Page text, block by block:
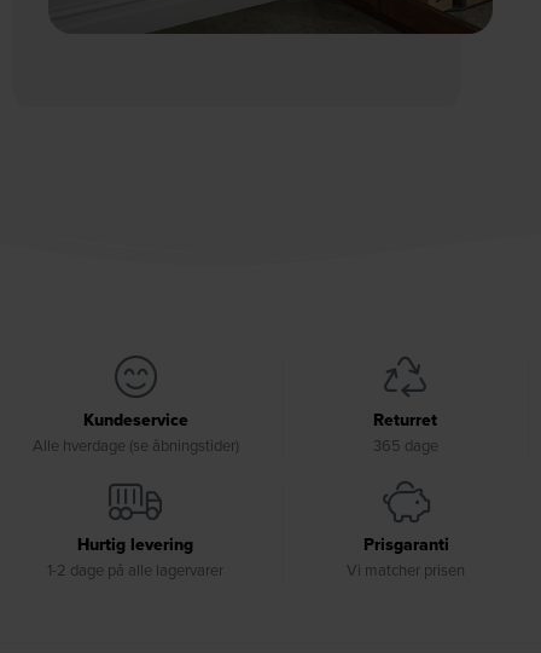
Kundeservice
Alle hverdage (se åbningstider)
Returret
365 dage
Hurtig levering
1-2 dage på alle lagervarer
Prisgaranti
Vi matcher prisen